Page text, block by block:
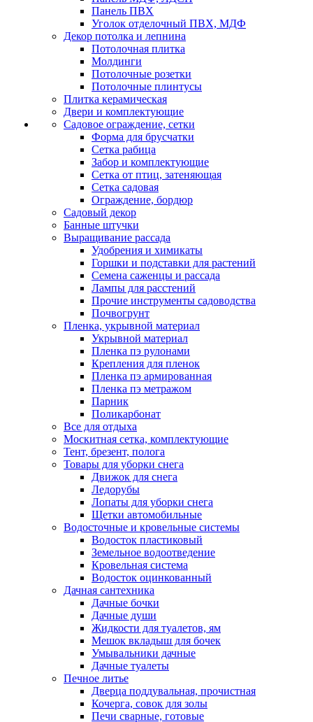
Панель ПВХ
Уголок отделочный ПВХ, МДФ
Декор потолка и лепнина
Потолочная плитка
Молдинги
Потолочные розетки
Потолочные плинтусы
Плитка керамическая
Двери и комплектующие
Садовое ограждение, сетки
Форма для брусчатки
Сетка рабица
Забор и комплектующие
Сетка от птиц, затеняющая
Сетка садовая
Ограждение, бордюр
Садовый декор
Банные штучки
Выращивание рассада
Удобрения и химикаты
Горшки и подставки для растений
Семена саженцы и рассада
Лампы для расстений
Прочие инструменты садоводства
Почвогрунт
Пленка, укрывной материал
Укрывной материал
Пленка пэ рулонами
Крепления для пленок
Пленка пэ армированная
Пленка пэ метражом
Парник
Поликарбонат
Все для отдыха
Москитная сетка, комплектующие
Тент, брезент, полога
Товары для уборки снега
Движок для снега
Ледорубы
Лопаты для уборки снега
Щетки автомобильные
Водосточные и кровельные системы
Водосток пластиковый
Земельное водоотведение
Кровельная система
Водосток оцинкованный
Дачная сантехника
Дачные бочки
Дачные души
Жидкости для туалетов, ям
Мешок вкладыш для бочек
Умывальники дачные
Дачные туалеты
Печное литье
Дверца поддувальная, прочистная
Кочерга, совок для золы
Печи сварные, готовые